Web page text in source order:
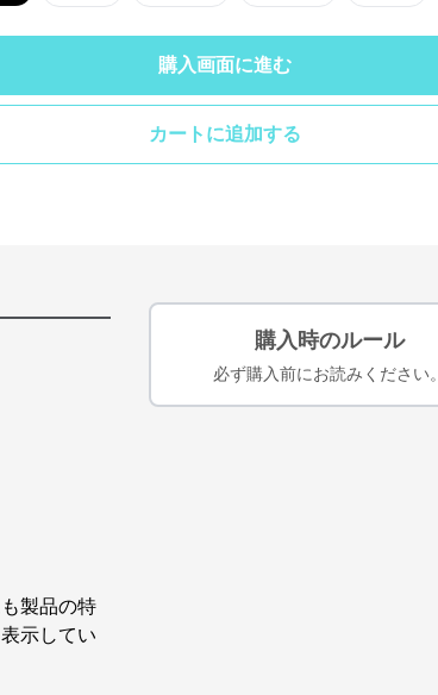
購入画面に進む
カートに追加する
製品の特
示してい
購入時のルール
必ず購入前にお読みください。